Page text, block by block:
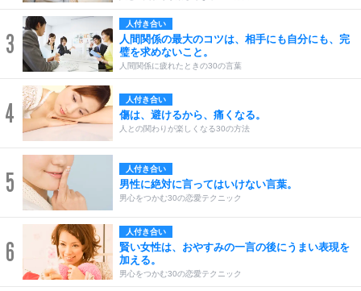
3
人付き合い
人間関係の最大のコツは、相手にも自分にも、完
璧を求めないこと。
人間関係に疲れたときの30の言葉
4 人付き合い
傷は、避けるから、痛くなる。
人との関わりが楽しくなる30の方法
5 人付き合い
男性に絶対に言ってはいけない言葉。
男心をつかむ30の恋愛テクニック
6
人付き合い
賢い女性は、おやすみの一言の後にうまい表現を
加える。
男心をつかむ30の恋愛テクニック